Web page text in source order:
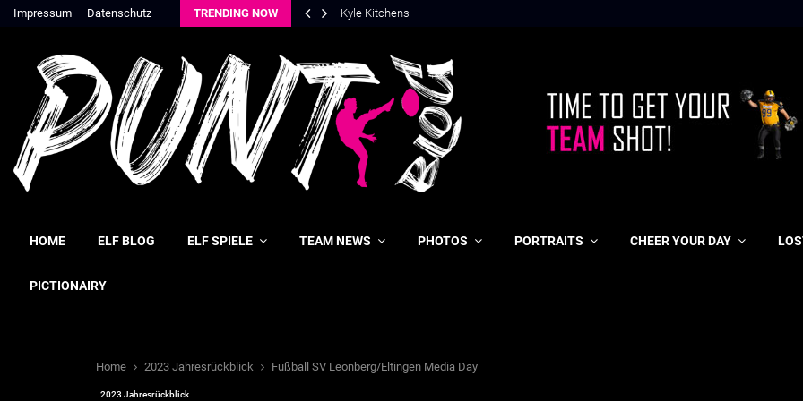
Impressum Datenschutz TRENDING NOW Kyle Kitchens
HOME ELF BLOG ELF SPIELE TEAM NEWS PHOTOS PORTRAITS CHEER YOUR DAY
PICTIONAIRY
Home 2023 Jahresrückblick Fußball SV Leonberg/Eltingen Media Day
2023 Jahresrückblick